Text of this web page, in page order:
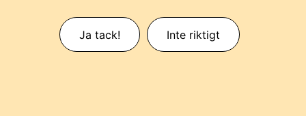
Ja tack! Inte riktigt